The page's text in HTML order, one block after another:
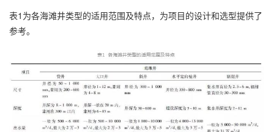
表1为各海滩井类型的适用范围及特点，为项目的设计和选型提供了
参考。